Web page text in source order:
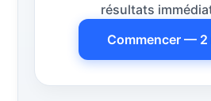
résultats
Commencer —